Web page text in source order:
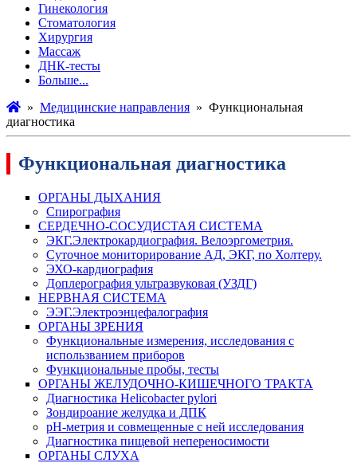
Гинекология
Стоматология
Хирургия
Массаж
ДНК-тесты
Больше...
» Медицинские направления » Функциональная
диагностика
Функциональная диагностика
ОРГАНЫ ДЫХАНИЯ
Спирография
СЕРДЕЧНО-СОСУДИСТАЯ СИСТЕМА
ЭКГ.Электрокардиография. Велоэргометрия.
Суточное мониторирование АД, ЭКГ, по Холтеру.
ЭХО-кардиография
Доплерография ультразвуковая (УЗДГ)
НЕРВНАЯ СИСТЕМА
ЭЭГ.Электроэнцефалография
ОРГАНЫ ЗРЕНИЯ
Функциональные измерения, исследования с
использванием приборов
Функциональные пробы, тесты
ОРГАНЫ ЖЕЛУДОЧНО-КИШЕЧНОГО ТРАКТА
Диагностика Helicobacter pylori
Зондироание желудка и ДПК
рН-метрия и совмещенные с ней исследования
Диагностика пищевой непереносимости
ОРГАНЫ СЛУХА